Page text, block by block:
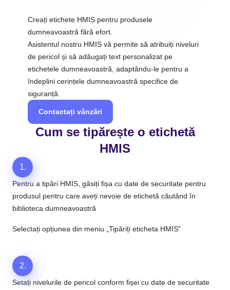
Creați etichete HMIS pentru produsele
dumneavoastră fără efort.
Asistentul nostru HMIS vă permite să atribuiți niveluri
de pericol și să adăugați text personalizat pe
etichetele dumneavoastră, adaptându-le pentru a
îndeplini cerințele dumneavoastră specifice de
siguranță.
Contactați vânzări
Cum se tipărește o etichetă
HMIS
1.
Pentru a tipări HMIS, găsiți fișa cu date de securitate pentru
produsul pentru care aveți nevoie de etichetă căutând în
biblioteca dumneavoastră
Selectați opțiunea din meniu „Tipăriți eticheta HMIS”
2.
Setați nivelurile de pericol conform fișei cu date de securitate